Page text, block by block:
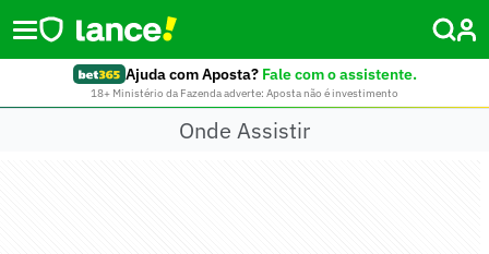
Ajuda com Aposta? Fale com o assistente.
18+ Ministério da Fazenda adverte: Aposta não é investimento
Onde Assistir